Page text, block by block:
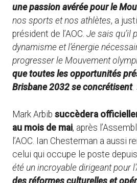
une passion avérée pour le
nos sports et nos athlètes, a
président de l’AOC. Je sais qu’il
dynamisme et l’énergie
progresser le Mouvement
que toutes les opportunités
Brisbane 2032 se concrétisent.
Mark Arbib succèdera
au mois de mai, après
l’AOC. Ian Chesterman a aussi
celui qui occupe le poste
été un incroyable dirigeant pour
des réformes culturelles et